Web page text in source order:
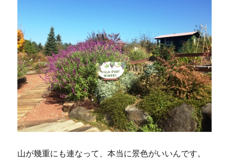
山が幾重にも連なって、本当に景色がいいんです。